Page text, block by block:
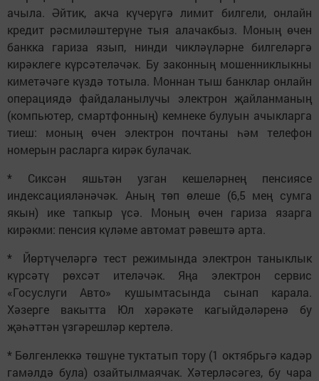
ачыла. Әйтик, акча күчерүгә лимит билгели, онлайн
кредит рәсмиләштерүне тыя алачакбыз. Моның өчен
банкка гариза язып, нинди чикләүләрне билгеләргә
кирәклеге күрсәтеләчәк. Бу законның мошенниклыкны
киметәчәге күздә тотыла. Моннан тыш банклар онлайн
операциядә файдаланылучы электрон җайланманың
(компьютер, смартфонның) кемнеке булуын ачыкларга
тиеш: моның өчен электрон почтаны һәм телефон
номерын расларга кирәк булачак.
* Сиксән яшьтән узган кешеләрнең пенсиясе
индексацияләнәчәк. Аның төп өлеше (6,5 мең сумга
якын) ике тапкыр үсә. Моның өчен гариза язарга
кирәкми: пенсия күләме автомат рәвештә арта.
* Йөртүчеләргә тест режимында электрон таныклык
күрсәтү рөхсәт ителәчәк. Яңа электрон сервис
«Госуслуги Авто» кушымтасында сынап карала.
Хәзерге вакытта Юл хәрәкәте кагыйдәләренә бу
җәһәттән үзгәрешләр кертелә.
* Бөлгенлеккә төшүне туктатып тору (1 октябрьгә кадәр
гамәлдә була) озайтылмаячак. Хәтерләсәгез, бу чара